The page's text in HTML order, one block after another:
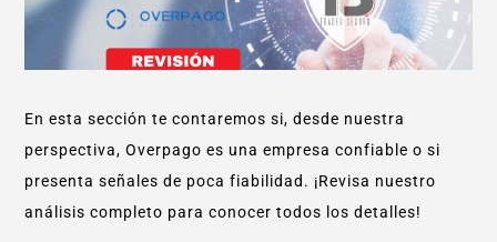
En esta sección te contaremos si, desde nuestra
perspectiva, Overpago es una empresa confiable o si
presenta señales de poca fiabilidad. ¡Revisa nuestro
análisis completo para conocer todos los detalles!